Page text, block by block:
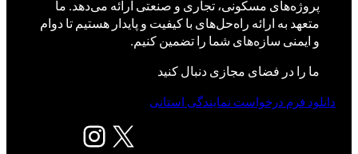
پروژه‌های مسکونی، تجاری و صنعتی ارائه می‌دهد. ما
متعهد به ارائه راه‌حل‌های با کیفیت و پایدار هستیم تا دوام
و ایمنی سازه‌های شما را تضمین کنیم.
ما را در فضای مجازی دنبال کنید
X اینستاگرم
دانلود فرم درخواست نمایندگی استانی